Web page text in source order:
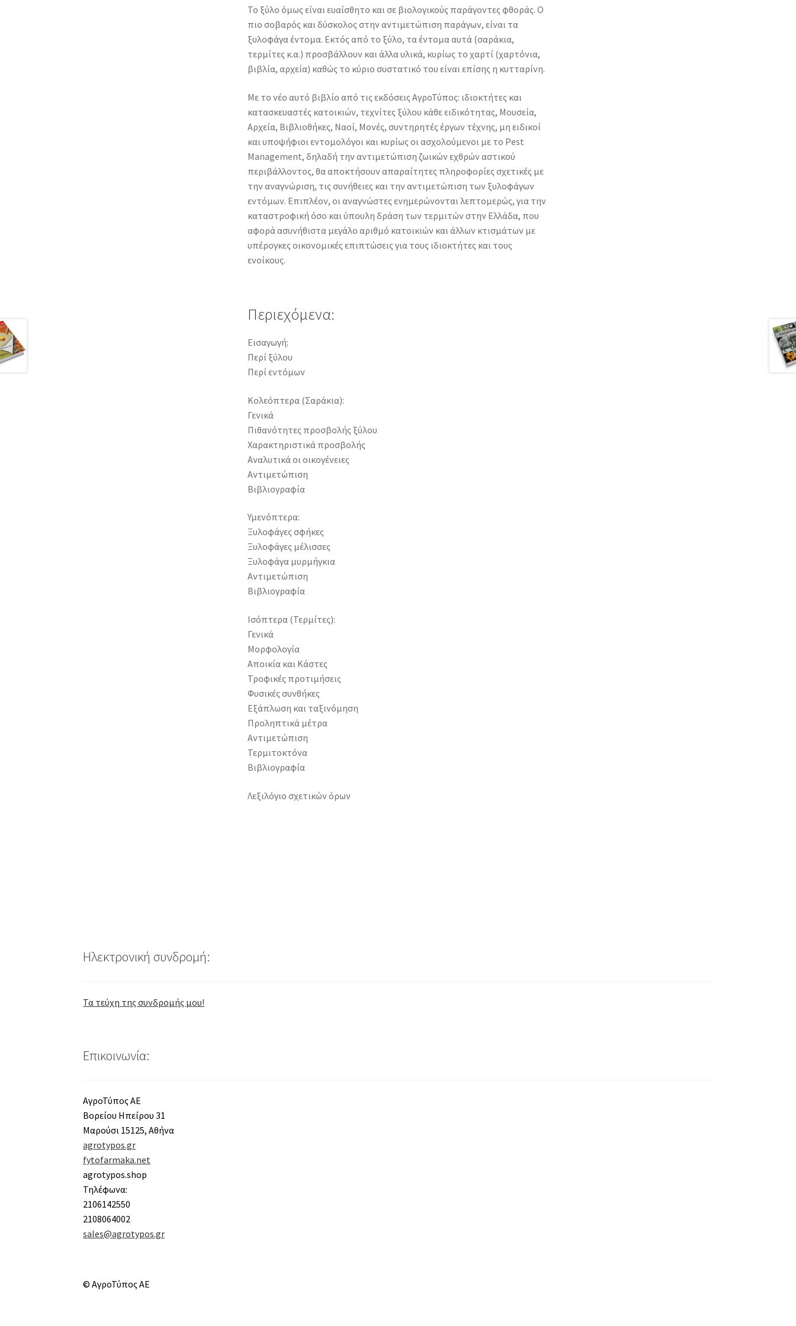
Το ξύλο όμως είναι ευαίσθητο και σε βιολογικούς παράγοντες φθοράς. Ο
πιο σοβαρός και δύσκολος στην αντιμετώπιση παράγων, είναι τα
ξυλοφάγα έντομα. Εκτός από το ξύλο, τα έντομα αυτά (σαράκια,
τερμίτες κ.α.) προσβάλλουν και άλλα υλικά, κυρίως το χαρτί (χαρτόνια,
βιβλία, αρχεία) καθώς το κύριο συστατικό του είναι επίσης η κυτταρίνη.
Με το νέο αυτό βιβλίο από τις εκδόσεις ΑγροΤύπος: ιδιοκτήτες και
κατασκευαστές κατοικιών, τεχνίτες ξύλου κάθε ειδικότητας, Μουσεία,
Αρχεία, Βιβλιοθήκες, Ναοί, Μονές, συντηρητές έργων τέχνης, μη ειδικοί
και υποψήφιοι εντομολόγοι και κυρίως οι ασχολούμενοι με το Pest
Management, δηλαδή την αντιμετώπιση ζωικών εχθρών αστικού
περιβάλλοντος, θα αποκτήσουν απαραίτητες πληροφορίες σχετικές με
την αναγνώριση, τις συνήθειες και την αντιμετώπιση των ξυλοφάγων
εντόμων. Επιπλέον, οι αναγνώστες ενημερώνονται λεπτομερώς, για την
καταστροφική όσο και ύπουλη δράση των τερμιτών στην Ελλάδα, που
αφορά ασυνήθιστα μεγάλο αριθμό κατοικιών και άλλων κτισμάτων με
υπέρογκες οικονομικές επιπτώσεις για τους ιδιοκτήτες και τους
ενοίκους.
Περιεχόμενα:
Εισαγωγή:
Περί ξύλου
Περί εντόμων
Κολεόπτερα (Σαράκια):
Γενικά
Πιθανότητες προσβολής ξύλου
Χαρακτηριστικά προσβολής
Αναλυτικά οι οικογένειες
Αντιμετώπιση
Βιβλιογραφία
Υμενόπτερα:
Ξυλοφάγες σφήκες
Ξυλοφάγες μέλισσες
Ξυλοφάγα μυρμήγκια
Αντιμετώπιση
Βιβλιογραφία
Ισόπτερα (Τερμίτες):
Γενικά
Μορφολογία
Αποικία και Κάστες
Τροφικές προτιμήσεις
Φυσικές συνθήκες
Εξάπλωση και ταξινόμηση
Προληπτικά μέτρα
Αντιμετώπιση
Τερμιτοκτόνα
Βιβλιογραφία
Λεξιλόγιο σχετικών όρων
Ηλεκτρονική συνδρομή:
Τα τεύχη της συνδρομής μου!
Επικοινωνία:
ΑγροΤύπος ΑΕ
Βορείου Ηπείρου 31
Μαρούσι 15125, Αθήνα
agrotypos.gr
fytofarmaka.net
agrotypos.shop
Τηλέφωνα:
2106142550
2108064002
sales@agrotypos.gr
© ΑγροΤύπος ΑΕ